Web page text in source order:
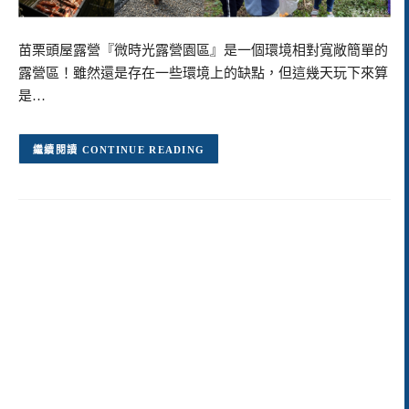
苗栗頭屋露營『微時光露營園區』是一個環境相對寬敞簡單的
露營區！雖然還是存在一些環境上的缺點，但這幾天玩下來算
是…
CONTINUE READING